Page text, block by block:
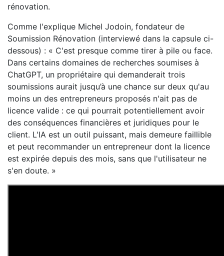
rénovation.
Comme l'explique Michel Jodoin, fondateur de
Soumission Rénovation (interviewé dans la capsule ci-
dessous) : « C'est presque comme tirer à pile ou face.
Dans certains domaines de recherches soumises à
ChatGPT, un propriétaire qui demanderait trois
soumissions aurait jusqu’à une chance sur deux qu'au
moins un des entrepreneurs proposés n'ait pas de
licence valide : ce qui pourrait potentiellement avoir
des conséquences financières et juridiques pour le
client. L'IA est un outil puissant, mais demeure faillible
et peut recommander un entrepreneur dont la licence
est expirée depuis des mois, sans que l'utilisateur ne
s'en doute. »